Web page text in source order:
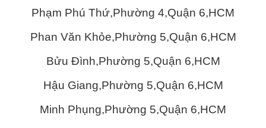
Phạm Phú Thứ,Phường 4,Quận 6,HCM
Phan Văn Khỏe,Phường 5,Quận 6,HCM
Bửu Đình,Phường 5,Quận 6,HCM
Hậu Giang,Phường 5,Quận 6,HCM
Minh Phụng,Phường 5,Quận 6,HCM